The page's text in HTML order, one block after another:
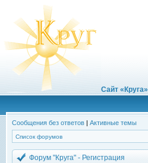
Сайт «Круга»
Сообщения без ответов | Активные темы
Список форумов
Форум "Круга" - Регистрация